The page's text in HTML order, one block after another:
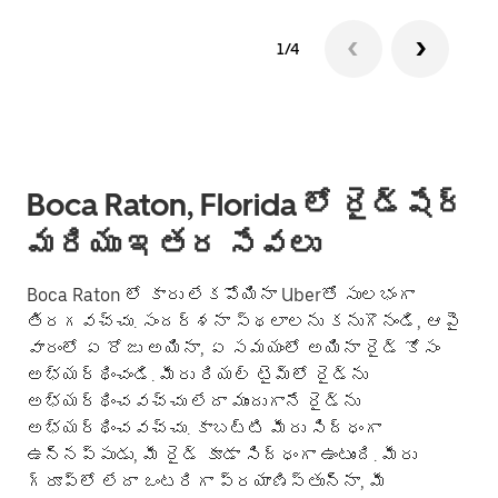
1/4
Boca Raton, Florida లో రైడ్‌షేర్
మరియు ఇతర సేవలు
Boca Raton లో కారు లేకపోయినా Uberతో సులభంగా
తిరగవచ్చు. సందర్శనా స్థలాలను కనుగొనండి, ఆపై
వారంలో ఏ రోజు అయినా, ఏ సమయంలో అయినా రైడ్ కోసం
అభ్యర్థించండి. మీరు రియల్ టైమ్‌లో రైడ్‌ను
అభ్యర్థించవచ్చు లేదా ముందుగానే రైడ్‌ను
అభ్యర్థించవచ్చు. కాబట్టి మీరు సిద్ధంగా
ఉన్నప్పుడు, మీ రైడ్ కూడా సిద్ధంగా ఉంటుంది. మీరు
గ్రూప్؜లో లేదా ఒంటరిగా ప్రయాణిస్తున్నా, మీ